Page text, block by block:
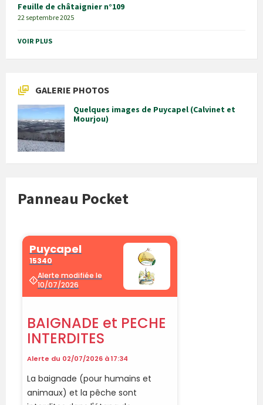
Feuille de châtaignier n°109
22 septembre 2025
VOIR PLUS
GALERIE PHOTOS
Quelques images de Puycapel (Calvinet et
Mourjou)
Panneau Pocket